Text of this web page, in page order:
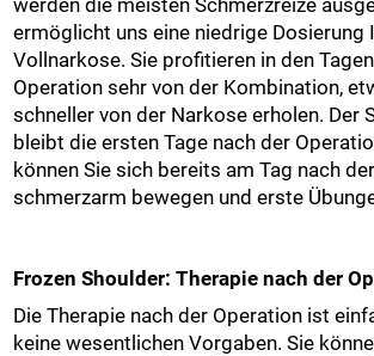
werden die meisten Schmerzreize
ermöglicht uns eine niedrige Dosierung
Vollnarkose. Sie profitieren in den
Operation sehr von der Kombination,
schneller von der Narkose erholen. Der
bleibt die ersten Tage nach der
können Sie sich bereits am Tag nach
schmerzarm bewegen und erste
Frozen Shoulder: Therapie nach der
Die Therapie nach der Operation ist
keine wesentlichen Vorgaben. Sie